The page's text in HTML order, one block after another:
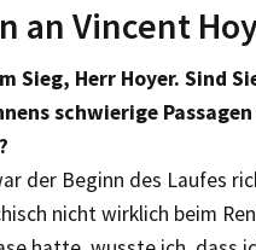
an Vincent
Sieg, Herr Hoyer. Sind
schwierige
der Beginn des Laufes
nicht wirklich beim